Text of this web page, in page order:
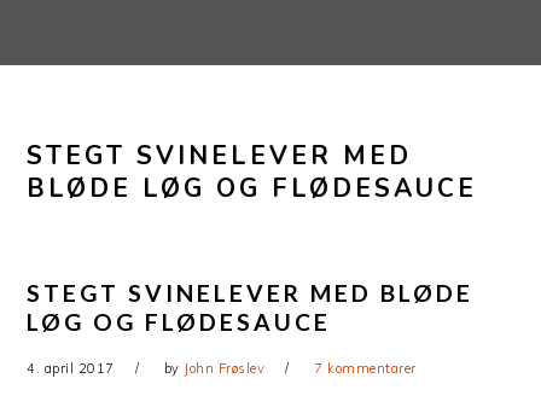
navigation
STEGT SVINELEVER MED
BLØDE LØG OG FLØDESAUCE
STEGT SVINELEVER MED BLØDE
LØG OG FLØDESAUCE
4. april 2017 by John Frøslev 7 kommentarer